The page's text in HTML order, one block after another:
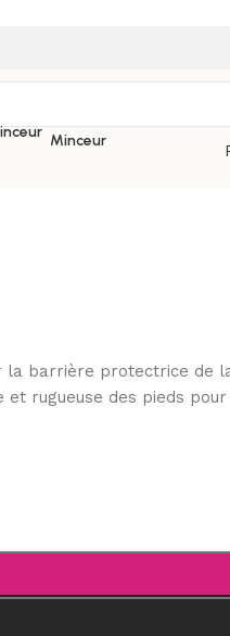
Minceur
barrière protectrice de
et rugueuse des pieds